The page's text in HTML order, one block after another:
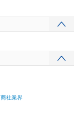
商社業界